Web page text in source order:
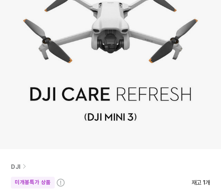
DJI
미개봉특가 상품
자
재고 1개